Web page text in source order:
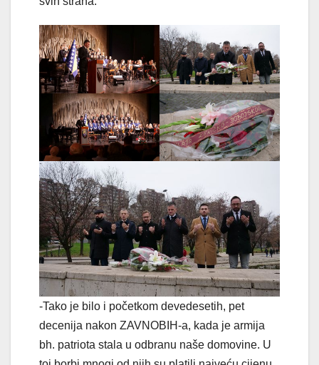
-Tako je bilo i početkom devedesetih, pet
decenija nakon ZAVNOBIH-a, kada je armija
bh. patriota stala u odbranu naše domovine. U